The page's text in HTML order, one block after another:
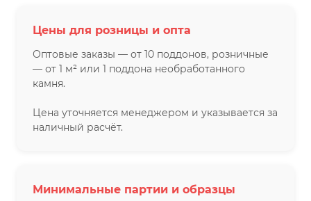
Цены для розницы и опта
Оптовые заказы — от 10 поддонов, розничные
— от 1 м² или 1 поддона необработанного
камня.
Цена уточняется менеджером и указывается за
наличный расчёт.
Минимальные партии и образцы